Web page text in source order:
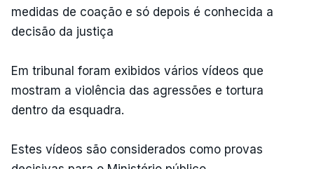
medidas de coação e só depois é conhecida a
decisão da justiça
Em tribunal foram exibidos vários vídeos que
mostram a violência das agressões e tortura
dentro da esquadra.
Estes vídeos são considerados como provas